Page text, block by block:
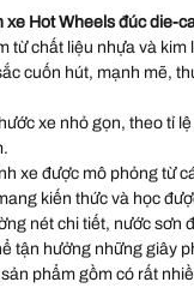
xe Hot Wheels đúc die-
từ chất liệu nhựa và
cuốn hút, mạnh mẽ,
xe nhỏ gọn, theo tỉ
xe được mô phỏng từ
kiến thức và học
nét chi tiết, nước sơn
tận hưởng những giây
phẩm gồm có rất